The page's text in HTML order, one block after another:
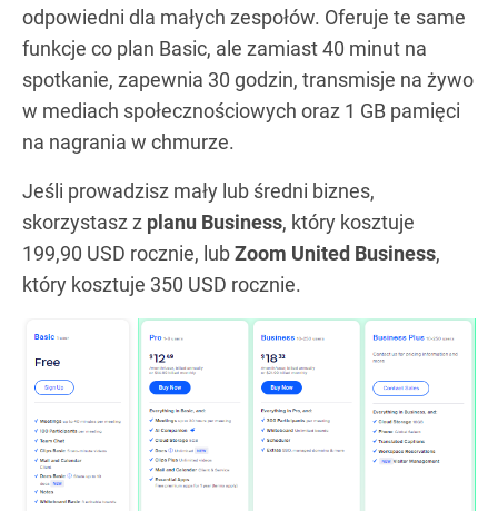
odpowiedni dla małych zespołów. Oferuje te same
funkcje co plan Basic, ale zamiast 40 minut na
spotkanie, zapewnia 30 godzin, transmisje na żywo
w mediach społecznościowych oraz 1 GB pamięci
na nagrania w chmurze.
Jeśli prowadzisz mały lub średni biznes,
skorzystasz z planu Business, który kosztuje
199,90 USD rocznie, lubZoom United Business,
który kosztuje 350 USD rocznie.